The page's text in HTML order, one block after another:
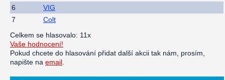
6
VIG
7
Colt
Celkem se hlasovalo: 11x
Vaše hodnocení!
Pokud chcete do hlasování přidat další akcii tak nám, prosím,
napište na email